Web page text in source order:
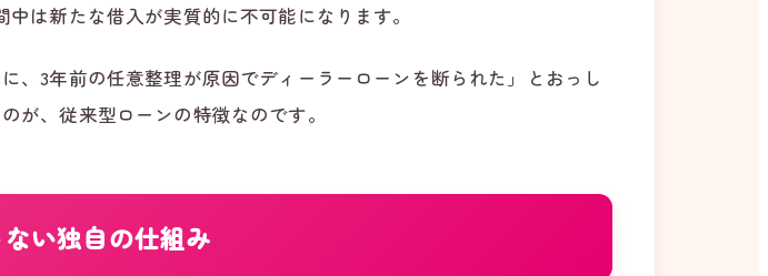
は新たな借入が実質的に不可能になります。
、3年前の任意整理が原因でディーラーローンを断られた」とおっし
が、従来型ローンの特徴なのです。
い独自の仕組み